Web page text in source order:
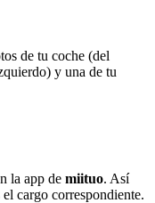
de tu coche (del
y una de tu
la app de miituo. Así
cargo correspondiente.